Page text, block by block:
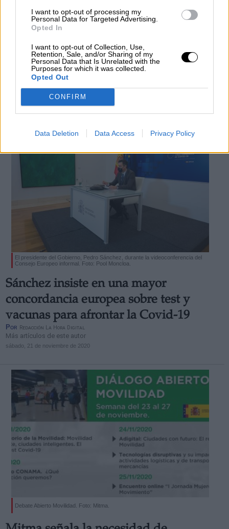
I want to opt-out of processing my
Personal Data for Targeted Advertising.
Opted In
I want to opt-out of Collection, Use,
Retention, Sale, and/or Sharing of my
Personal Data that Is Unrelated with the
Purposes for which it was collected.
Opted Out
CONFIRM
Data Deletion Data Access Privacy Policy
Sánchez avanza que España, con
en aprobar el Plan de Vacunación
Covid
La Hora Digital
Más artículos de este autor
viernes, 20 de noviembre de 2020
El presidente del Gobierno, Pedro Sánchez, durante la videoconferencia del
Consejo Europeo informal. Foto: Pool Moncloa.
Sánchez insiste en una mayor
concordancia europea sobre test y
vacunas para afrontar la Covid-19
Por Redacción La Hora Digital
Más artículos de este autor
sábado, 21 de noviembre de 2020
Debate Abierto Movilidad. Foto: Mitma.